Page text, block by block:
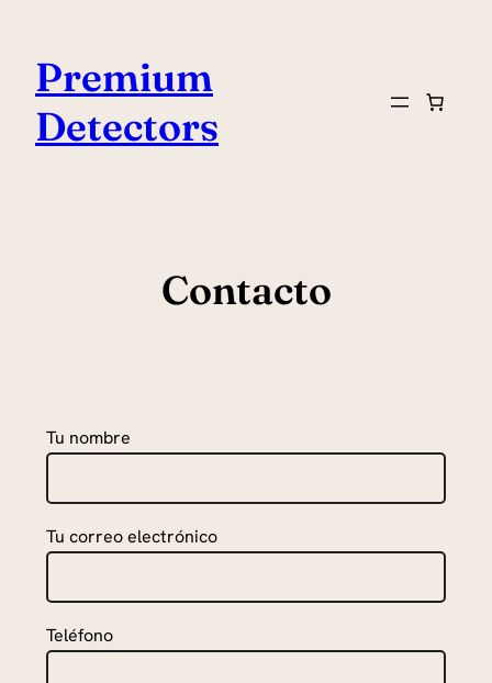
Premium
Detectors
Contacto
Tu nombre
Tu correo electrónico
Teléfono